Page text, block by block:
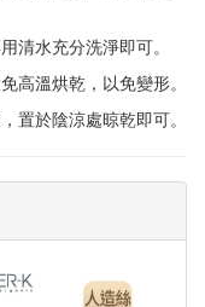
清水充分洗淨即可。
高溫烘乾，以免變形。
置於陰涼處晾乾即可。